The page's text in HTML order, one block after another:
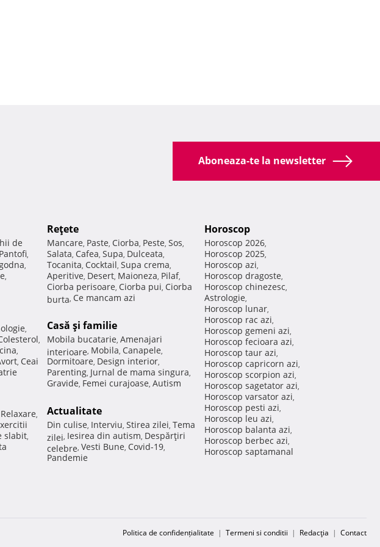
Aboneaza-te la newsletter
de
Pantofi,
,
,
,
,
,
, Ceai
Relaxare,
slabit,
Reţete
Mancare, Paste, Ciorba, Peste, Sos,
Salata, Cafea, Supa, Dulceata,
Tocanita, Cocktail, Supa crema,
Aperitive, Desert, Maioneza, Pilaf,
Ciorba perisoare, Ciorba pui, Ciorba
burta, Ce mancam azi
Casă şi familie
Mobila bucatarie, Amenajari
interioare, Mobila, Canapele,
Dormitoare, Design interior,
Parenting, Jurnal de mama singura,
Gravide, Femei curajoase, Autism
Actualitate
Din culise, Interviu, Stirea zilei, Tema
zilei, Iesirea din autism, Despărţiri
celebre, Vesti Bune, Covid-19,
Pandemie
Horoscop
Horoscop 2026,
Horoscop 2025,
Horoscop azi,
Horoscop dragoste,
Horoscop chinezesc,
Astrologie,
Horoscop lunar,
Horoscop rac azi,
Horoscop gemeni azi,
Horoscop fecioara azi,
Horoscop taur azi,
Horoscop capricorn azi,
Horoscop scorpion azi,
Horoscop sagetator azi,
Horoscop varsator azi,
Horoscop pesti azi,
Horoscop leu azi,
Horoscop balanta azi,
Horoscop berbec azi,
Horoscop saptamanal
Politica de confidențialitate | Termeni si conditii | Redacţia | Contact